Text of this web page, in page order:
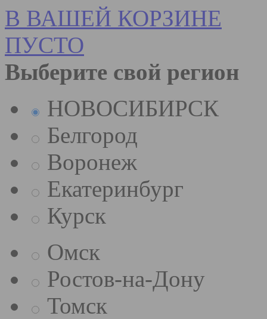
В ВАШЕЙ КОРЗИНЕ
ПУСТО
Выберите свой регион
НОВОСИБИРСК
Белгород
Воронеж
Екатеринбург
Курск
Омск
Ростов-на-Дону
Томск